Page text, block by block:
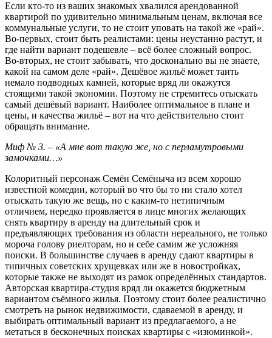
Если кто-то из ваших знакомых хвалился арендованной
квартирой по удивительно минимальным ценам, включая все
коммунальные услуги, то не стоит уповать на такой же «рай».
Во-первых, стоит быть реалистами: цены неустанно растут, и
где найти вариант подешевле – всё более сложный вопрос.
Во-вторых, не стоит забывать, что досконально вы не знаете,
какой на самом деле «рай». Дешёвое жильё может таить
немало подводных камней, которые вряд ли окажутся
стоящими такой экономии. Поэтому не стремитесь отыскать
самый дешёвый вариант. Наиболее оптимальное в плане и
цены, и качества жильё – вот на что действительно стоит
обращать внимание.
Миф № 3. – «А мне вот такую же, но с перламутровыми
замочками…»
Колоритный персонаж Семён Семёныча из всем хорошо
известной комедии, который во что бы то ни стало хотел
отыскать такую же вещь, но с каким-то нетипичным
отличием, нередко проявляется в лице многих желающих
снять квартиру в аренду на длительный срок и
предъявляющих требования из области нереального, не только
мороча голову риелторам, но и себе самим же усложняя
поиски. В большинстве случаев в аренду сдают квартиры в
типичных советских хрущевках или же в новостройках,
которые также не выходят из рамок определённых стандартов.
Авторская квартира-студия вряд ли окажется бюджетным
вариантом съёмного жилья. Поэтому стоит более реалистично
смотреть на рынок недвижимости, сдаваемой в аренду, и
выбирать оптимальный вариант из предлагаемого, а не
метаться в бесконечных поисках квартиры с «изюминкой».